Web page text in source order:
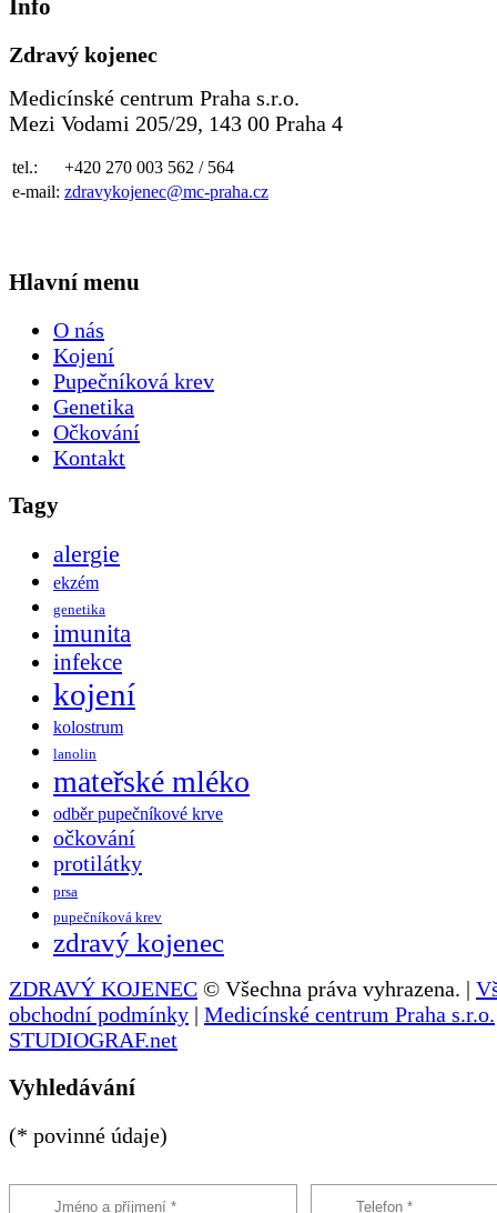
Info
Zdravý kojenec
Medicínské centrum Praha s.r.o.
Mezi Vodami 205/29, 143 00 Praha 4
tel.:
+420 270 003 562 / 564
e-mail: zdravykojenec@mc-praha.cz
Hlavní menu
O nás
Kojení
Pupečníková krev
Genetika
Očkování
Kontakt
Tagy
alergie
ekzém
genetika
imunita
infekce
kojení
kolostrum
lanolin
mateřské mléko
odběr pupečníkové krve
očkování
protilátky
prsa
pupečníková krev
zdravý kojenec
ZDRAVÝ KOJENEC © Všechna práva vyhrazena. |
obchodní podmínky | Medicínské centrum Praha s.r.o.
STUDIOGRAF.net
Vyhledávání
(* povinné údaje)